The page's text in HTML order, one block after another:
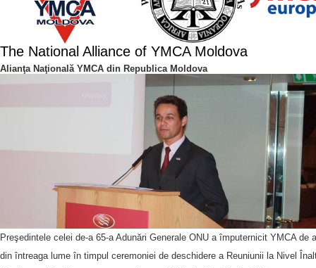
The National Alliance of YMCA Moldova
Alianţa Naţională YMCA din Republica Moldova
Preşedintele celei de-a 65-a Adunări Generale ONU a împuternicit YMCA
din întreaga lume în timpul ceremoniei de deschidere a Reuniunii la Nivel